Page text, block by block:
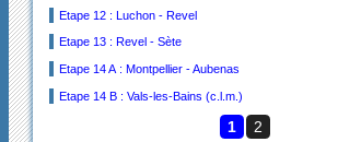
Etape 12 : Luchon - Revel
Etape 13 : Revel - Sète
Etape 14 A : Montpellier - Aubenas
Etape 14 B : Vals-les-Bains (c.l.m.)
1 2